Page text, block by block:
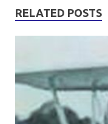
s
A
p
b
o
k
er
RELATED POSTS